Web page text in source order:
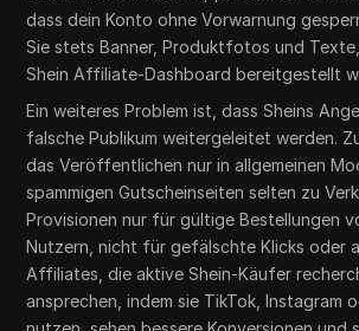
dass dein Konto ohne Vorwarnung
Sie stets Banner, Produktfotos und
Shein Affiliate-Dashboard bereitgestellt
Ein weiteres Problem ist, dass Sheins
falsche Publikum weitergeleitet werden.
das Veröffentlichen nur in allgemeinen
spammigen Gutscheinseiten selten zu
Provisionen nur für gültige Bestellungen
Nutzern, nicht für gefälschte Klicks oder
Affiliates, die aktive Shein-Käufer
ansprechen, indem sie TikTok, Instagram